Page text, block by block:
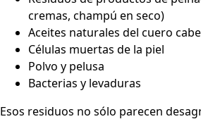
cremas, champú en seco)
Aceites naturales del cuero
Células muertas de la piel
Polvo y pelusa
Bacterias y levaduras
Esos residuos no sólo parecen